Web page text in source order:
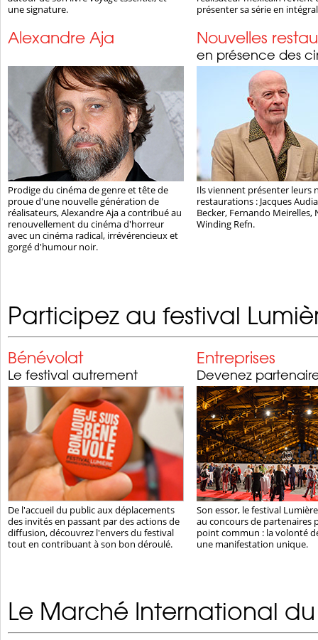
une signature.
présenter sa série en
Alexandre Aja
Prodige du cinéma de genre et tête de
proue d'une nouvelle génération de
réalisateurs, Alexandre Aja a contribué au
renouvellement du cinéma d'horreur
avec un cinéma radical, irrévérencieux et
gorgé d'humour noir.
Nouvelles
en présence des
Ils viennent présenter leurs
restaurations : Jacques
Becker, Fernando Meirelles,
Winding Refn.
Participez au festival
Bénévolat
Le festival autrement
De l'accueil du public aux déplacements
des invités en passant par des actions de
diffusion, découvrez l'envers du festival
tout en contribuant à son bon déroulé.
Entreprises
Devenez
Son essor, le festival
au concours de partenaires
point commun : la volonté
une manifestation unique.
Le Marché International du